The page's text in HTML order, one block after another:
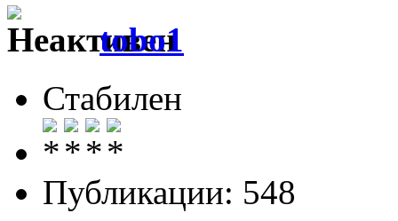
tobo1
Стабилен
Публикации: 548